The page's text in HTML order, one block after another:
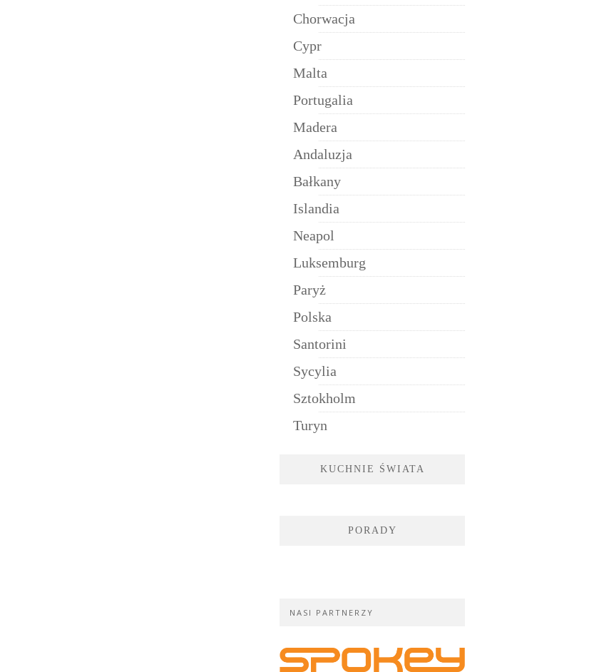
Chorwacja
Cypr
Malta
Portugalia
Madera
Andaluzja
Bałkany
Islandia
Neapol
Luksemburg
Paryż
Polska
Santorini
Sycylia
Sztokholm
Turyn
KUCHNIE ŚWIATA
PORADY
NASI PARTNERZY